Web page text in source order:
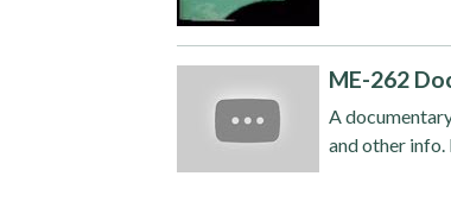
ME-262
A
and other info.